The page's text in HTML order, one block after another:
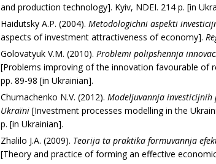
and production technology]. Kyiv, NDEI. 214 p. [in
Haidutsky A.P. (2004). Metodologіchnі aspekti
aspects of investment attractiveness of economy].
Golovatyuk V.M. (2010). Problemi polіpshennja
[Problems improving of the innovation favourable of
pp. 89-98 [in Ukrainian].
Chumachenko N.V. (2012). Modeljuvannja
Ukraїni [Investment processes modelling in the
p. [in Ukrainian].
Zhalilo J.A. (2009). Teorіja ta praktika formuvannja
[Theory and practice of forming an effective